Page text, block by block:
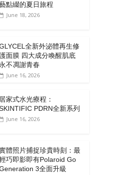
點綴的夏日旅程
June 18, 2026
全新外泌體再生修
面膜 四大成分喚醒肌底
永不凋謝青春
June 16, 2026
居家式水光療程：
PDRN全新系列
June 16, 2026
體照片捕捉珍貴時刻：最
巧即影即有Polaroid Go
3全面升級